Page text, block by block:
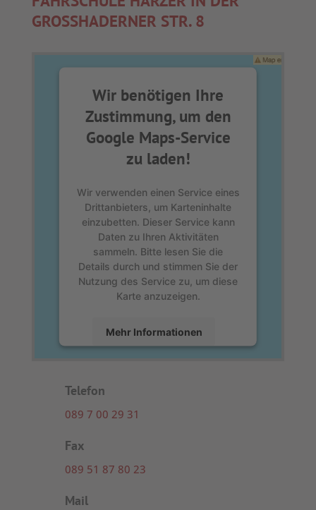
GROSSHADER­NER STR. 8
Wir benötigen Ihre
Zustimmung, um den
Google Maps-Service
zu laden!
Wir verwenden einen Service eines
Drittanbieters, um Karteninhalte
einzubetten. Dieser Service kann
Daten zu Ihren Aktivitäten
sammeln. Bitte lesen Sie die
Details durch und stimmen Sie der
Nutzung des Service zu, um diese
Karte anzuzeigen.
Mehr Informationen
powered by
Management Platform
Telefon
089 7 00 29 31
Fax
089 51 87 80 23
Mail